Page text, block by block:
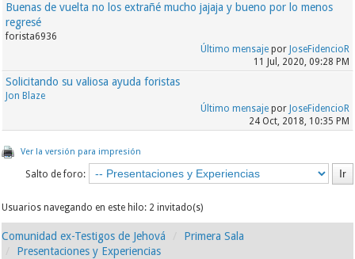
Buenas de vuelta no los extrañé mucho jajaja y bueno por lo menos
regresé
forista6936
Último mensajepor JoseFidencioR
11 Jul, 2020, 09:28 PM
Solicitando su valiosa ayuda foristas
Jon Blaze
Último mensajepor JoseFidencioR
24 Oct, 2018, 10:35 PM
Ver la versión para impresión
Salto de foro:
Usuarios navegando en este hilo: 2 invitado(s)
Comunidad ex-Testigos de Jehová
Primera Sala
Presentaciones y Experiencias